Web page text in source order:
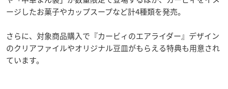
ージしたお菓子やカップスープなど計4種類を発売。
さらに、対象商品購入で『カービィのエアライダー』デザイン
のクリアファイルやオリジナル豆皿がもらえる特典も用意され
ています。